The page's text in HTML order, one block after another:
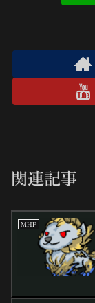
関連記事
MHF